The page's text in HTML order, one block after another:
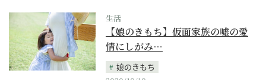
生活
【娘のきもち】仮面家族の嘘の愛
情にしがみ…
娘のきもち